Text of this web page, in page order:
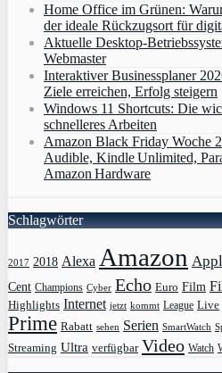
Home Office im Grünen:
der ideale Rückzugsort für
Aktuelle Desktop-
Webmaster
Interaktiver Businessplaner
Ziele erreichen, Erfolg steigern
Windows 11 Shortcuts: Die
schnelleres Arbeiten
Amazon Black Friday Woche
Audible, Kindle Unlimited,
Amazon Hardware
Schlagwörter
2017 2018 Alexa Amazon
Cent Champions Cyber Echo Euro Film
Highlights Internet jetzt kommt League Live
Prime Rabatt sehen Serien SmartWatch
Streaming Ultra verfügbar Video Watch